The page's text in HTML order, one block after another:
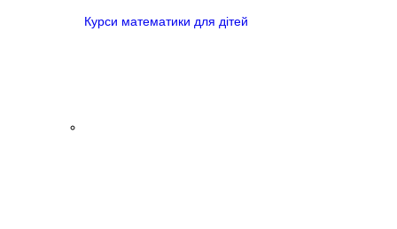
Курси математики для дітей